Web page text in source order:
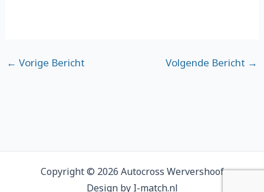
← Vorige Bericht Volgende Bericht →
Copyright © 2026 Autocross Wervershoof
Design by I-match.nl